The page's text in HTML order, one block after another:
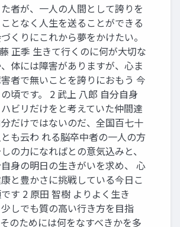
者が、一人の人間として誇りを
となく人生を送ることができる
くりにこれから夢をかけたい。
正季 生きて行くのに何が大切な
体には障害がありますが、心ま
者で無いことを誇りにおもう 今
頃です。 2 武上 八郎 自分自身
ビリだけをと考えていた仲間達
だけではないのだ、全国百七十
も云わ れる脳卒中者の一人の方
の力になればとの意気込みと、
身の明日の生きがいを求め、 心
と豊かさに挑戦している今日こ
す 2 原田 智樹 よりよく生き
しでも質の高い行き方を目指
のためには何をなすべきかを多